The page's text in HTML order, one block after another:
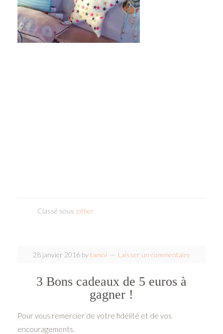
Classé sous :other
28 janvier 2016 bytamoi Laisser un commentaire
3 Bons cadeaux de 5 euros à
gagner !
Pour vous remercier de votre fidélité et de vos
encouragements.